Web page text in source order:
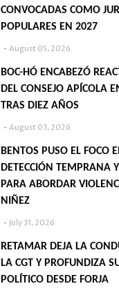
CONVOCADAS COMO
POPULARES EN 2027
August 05, 2026
BOC-HÓ ENCABEZÓ
DEL CONSEJO APÍCOLA
TRAS DIEZ AÑOS
August 03, 2026
BENTOS PUSO EL FOCO
DETECCIÓN TEMPRANA
PARA ABORDAR
NIÑEZ
July 31, 2026
RETAMAR DEJA LA
LA CGT Y PROFUNDIZA
POLÍTICO DESDE FORJA